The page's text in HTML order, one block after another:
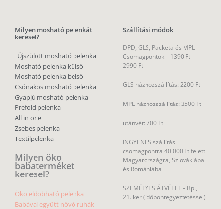
Milyen mosható pelenkát
keresel?
Újszülött mosható pelenka
Mosható pelenka külső
Mosható pelenka belső
Csónakos mosható pelenka
Gyapjú mosható pelenka
Prefold pelenka
All in one
Zsebes pelenka
Textilpelenka
Milyen öko
babaterméket
keresel?
Öko eldobható pelenka
Babával együtt nővő ruhák
Szállítási módok
DPD, GLS, Packeta és MPL
Csomagpontok – 1390 Ft –
2990 Ft
GLS házhozszállítás: 2200 Ft
MPL házhozszállítás: 3500 Ft
utánvét: 700 Ft
INGYENES szállítás
csomagpontra 40 000 Ft felett
Magyarországra, Szlovákiába
és Romániába
SZEMÉLYES ÁTVÉTEL – Bp.,
21. ker (időpontegyeztetéssel)